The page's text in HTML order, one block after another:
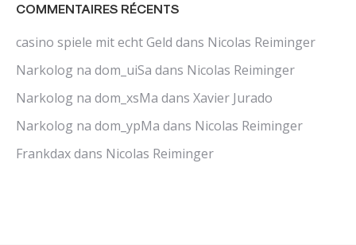
COMMENTAIRES RÉCENTS
casino spiele mit echt Geld dans Nicolas Reiminger
Narkolog na dom_uiSa dans Nicolas Reiminger
Narkolog na dom_xsMa dans Xavier Jurado
Narkolog na dom_ypMa dans Nicolas Reiminger
Frankdaxdans Nicolas Reiminger